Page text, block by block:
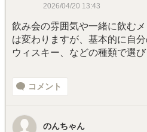
2026/04/20 13:43
飲み会の雰囲気や一緒に飲む
は変わりますが、基本的に自
ウィスキー、などの種類で選び
コメント
のんちゃん